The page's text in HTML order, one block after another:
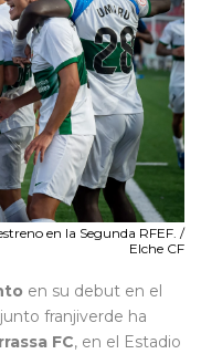
en la Segunda RFEF. /
Elche CF
en su debut en el
franjiverde ha
FC, en el Estadio